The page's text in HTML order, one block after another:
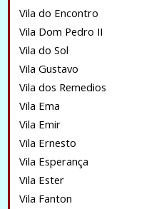
Vila do Encontro
Vila Dom Pedro II
Vila do Sol
Vila Gustavo
Vila dos Remedios
Vila Ema
Vila Emir
Vila Ernesto
Vila Esperança
Vila Ester
Vila Fanton